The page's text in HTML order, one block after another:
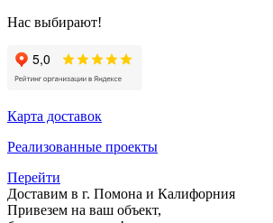
Нас выбирают!
Карта доставок
Реализованные проекты
Перейти
Доставим в г. Помона и Калифорния
Привезем на ваш объект,